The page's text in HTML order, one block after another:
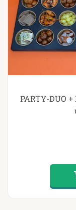
PARTY-DUO +